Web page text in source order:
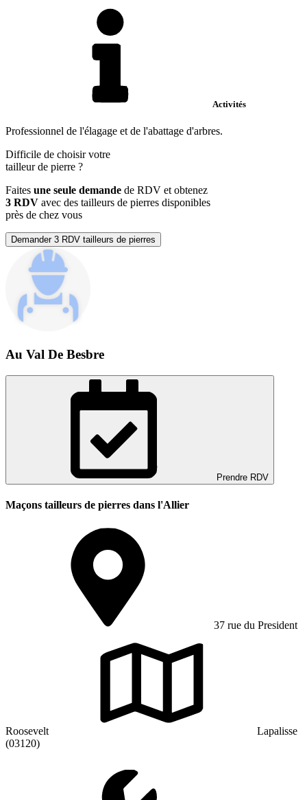
Activités
Professionnel de l'élagage et de l'abattage d'arbres.
Difficile de choisir votre
tailleur de pierre ?
Faites une seule demande de RDV et obtenez
3 RDV avec des tailleurs de pierres disponibles
près de chez vous
Demander 3 RDV tailleurs de pierres
Au Val De Besbre
Prendre RDV
Maçons tailleurs de pierres dans l'Allier
37 rue du President
Roosevelt
Lapalisse
(03120)